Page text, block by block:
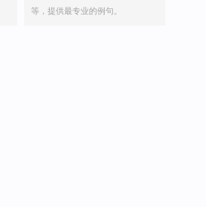
等，提供最专业的例句。